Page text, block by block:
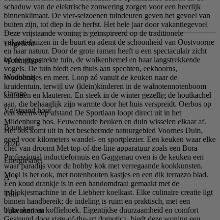
schaduw van de elektrische zonwering zorgen voor een heerlijk
binnenklimaat. De vier-seizoenen tuindeuren geven het gevoel van
buiten zijn, tot diep in de herfst. Het hele jaar door vakantiegevoel
Deze vrijstaande woning is geïnspireerd op de traditionele
vakantiehuizen in de buurt en ademt de schoonheid van Oostvoorne
en haar natuur. Door de grote ramen heeft u een spectaculair zicht
op de uitgestrekte tuin, de wolkenhemel en haar langstrekkende
vogels. De tuin biedt een thuis aan spechten, eekhoorns,
roodborstjes en meer. Loop zó vanuit de keuken naar de
kruidentuin, terwijl uw (klein)kinderen in de walnotennotenboom
klimmen en klauteren. En steek in de winter gezellig de houtkachel
aan, die behaaglijk zijn warmte door het huis verspreidt. Oerbos op
een steenworp afstand De Sportlaan loopt direct uit in het
Mildenburg bos. Eeuwenoude beuken en duin wisselen elkaar af.
Het bos komt uit in het beschermde natuurgebied Voornes Duin,
goed voor kilometers wandel- en sportplezier. Een keuken waar elke
chef van droomt Met top-of-the-line apparatuur zoals een Bora
Professional inductiefornuis en Gaggenau oven is de keuken een
waar paradijs voor de hobby kok met verregaande kookkunsten.
Mooi is het ook, met notenhouten kastjes en een dik terrazzo blad.
Een koud drankje is in een handomdraai gemaakt met de
ijsblokjesmachine in de Liebherr koelkast. Elke culinaire creatie ligt
binnen handbereik; de indeling is ruim en praktisch, met een
bijkeuken en koffiehoek. Eigentijdse duurzaamheid en comfort
Uitgelicht
Woningtype
Woonhuis
Garage
Vrijstaand hout
Bouwjaar
2020
Energielabel
A++
Tuin
Tuin rondom